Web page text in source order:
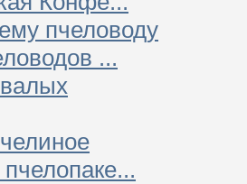
пчеловоду
...